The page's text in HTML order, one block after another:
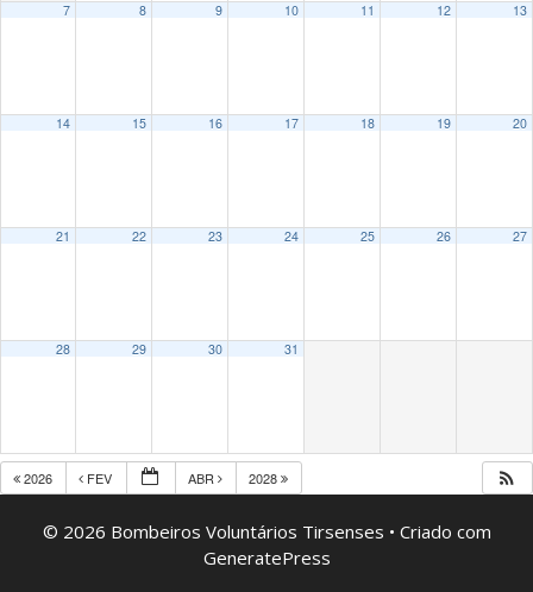
7 8 9 10 11 12 13
14 15 16 17 18 19 20
21 22 23 24 25 26 27
28 29 30 31
2026 FEV ABR 2028
© 2026 Bombeiros Voluntários Tirsenses • Criado com
GeneratePress